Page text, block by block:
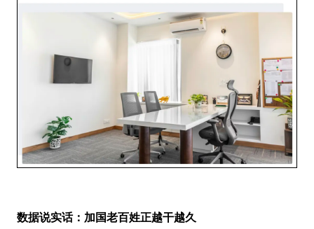
数据说实话：加国老百姓正越干越久